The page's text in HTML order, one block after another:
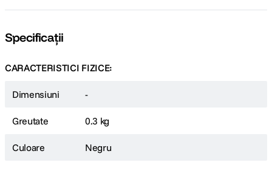
Specificații
CARACTERISTICI FIZICE:
Dimensiuni -
Greutate 0.3 kg
Culoare Negru